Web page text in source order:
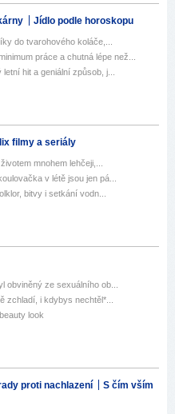
Jídlo podle horoskopu
do tvarohového koláče,...
práce a chutná lépe než...
hit a geniální způsob, j...
filmy a seriály
mnohem lehčeji,...
v létě jsou jen pá...
bitvy i setkání vodn...
obviněný ze sexuálního ob...
zchladí, i kdybys nechtěl*...
look
proti nachlazení
S čím vším